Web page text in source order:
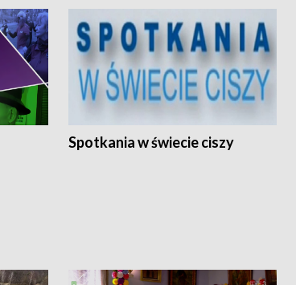
Spotkania w świecie ciszy